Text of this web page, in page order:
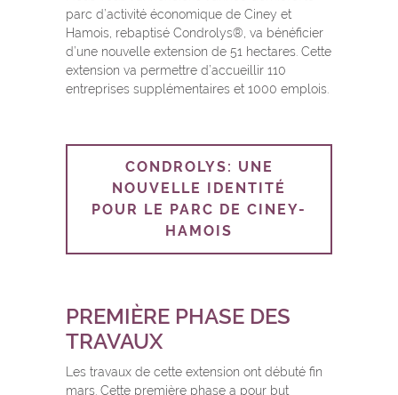
parc d’activité économique de Ciney et
Hamois, rebaptisé Condrolys®, va bénéficier
d’une nouvelle extension de 51 hectares. Cette
extension va permettre d’accueillir 110
entreprises supplémentaires et 1000 emplois.
CONDROLYS: UNE
NOUVELLE IDENTITÉ
POUR LE PARC DE CINEY-
HAMOIS
PREMIÈRE PHASE DES
TRAVAUX
Les travaux de cette extension ont débuté fin
mars. Cette première phase a pour but